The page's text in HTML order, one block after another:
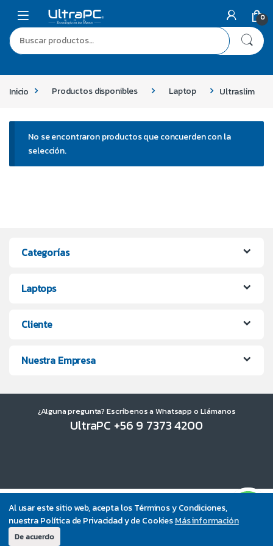
Al usar este sitio web, acepta los Términos y Condiciones,
nuestra Política de Privacidad y de CookiesMás información
De acuerdo
0
Inicio Productos disponibles Laptop Ultraslim
No se encontraron productos que concuerden con la
selección.
Categorías
Laptops
Cliente
Nuestra Empresa
¿Alguna pregunta? Escríbenos a Whatsapp o Llámanos
UltraPC +56 9 7373 4200